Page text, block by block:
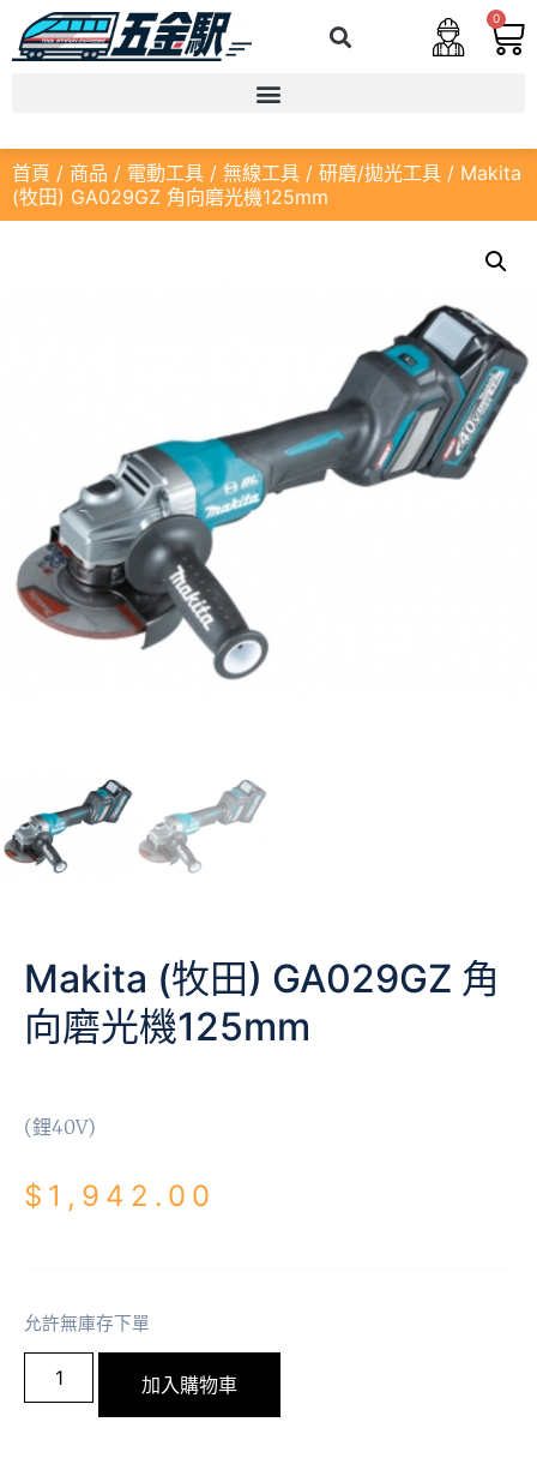
0
首頁 / 商品 / 電動工具 / 無線工具 / 研磨/拋光工具 / Makita
(牧田) GA029GZ 角向磨光機125mm
Makita (牧田) GA029GZ 角
向磨光機125mm
(鋰40V)
$ 1,942.00
允許無庫存下單
加入購物車